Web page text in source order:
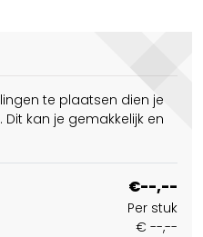
te plaatsen dien je
kan je gemakkelijk en
€--,--
Per stuk
€ --,--